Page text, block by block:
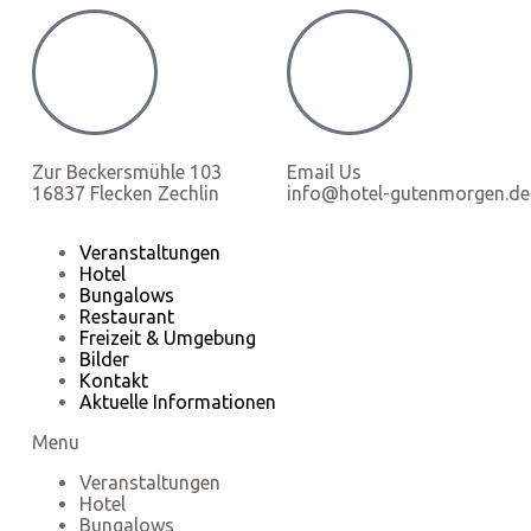
Zur Beckersmühle 103
16837 Flecken Zechlin
Email Us
info@hotel-gutenmorgen.de
Veranstaltungen
Hotel
Bungalows
Restaurant
Freizeit & Umgebung
Bilder
Kontakt
Aktuelle Informationen
Menu
Veranstaltungen
Hotel
Bungalows